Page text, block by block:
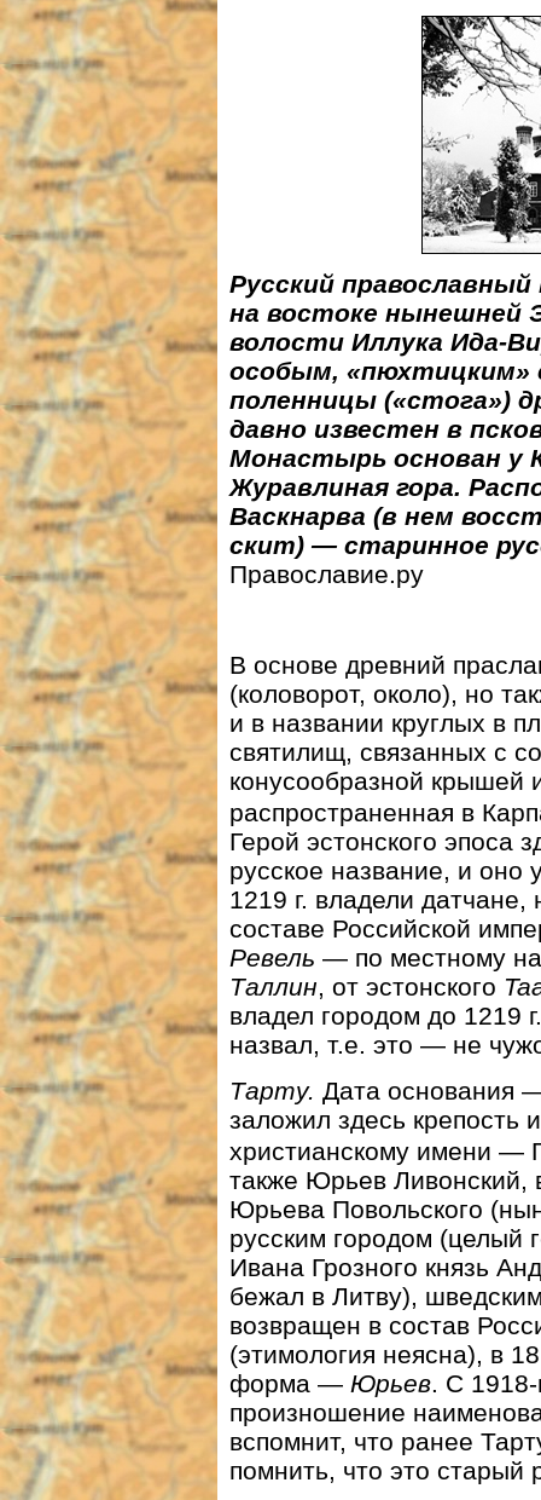
Русский
на востоке нынешней
волости Иллука Ида-
особым, «пюхтицким»
поленницы («стога»)
давно известен в
Монастырь основан у
Журавлиная гора.
Васкнарва (в нем
скит) — старинное
Православие.ру
В основе древний
(коловорот, около), но
и в названии круглых в
святилищ, связанных с
конусообразной крышей
распространенная в
Герой эстонского эпоса
русское название, и оно
1219 г. владели
составе Российской
Ревель — по местному
Таллин, от эстонского
владел городом до 1219
назвал, т.е. это — не
Тарту. Дата основания
заложил здесь крепость
христианскому имени —
также Юрьев Ливонский,
Юрьева Повольского
русским городом (целый
Ивана Грозного князь
бежал в Литву),
возвращен в состав
(этимология неясна), в
форма — Юрьев. С
произношение
вспомнит, что ранее
помнить, что это старый